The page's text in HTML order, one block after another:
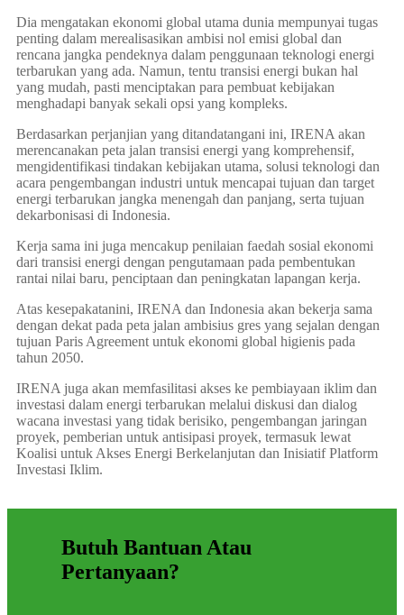
Dia mengatakan ekonomi global utama dunia mempunyai tugas
penting dalam merealisasikan ambisi nol emisi global dan
rencana jangka pendeknya dalam penggunaan teknologi energi
terbarukan yang ada. Namun, tentu transisi energi bukan hal
yang mudah, pasti menciptakan para pembuat kebijakan
menghadapi banyak sekali opsi yang kompleks.
Berdasarkan perjanjian yang ditandatangani ini, IRENA akan
merencanakan peta jalan transisi energi yang komprehensif,
mengidentifikasi tindakan kebijakan utama, solusi teknologi dan
acara pengembangan industri untuk mencapai tujuan dan target
energi terbarukan jangka menengah dan panjang, serta tujuan
dekarbonisasi di Indonesia.
Kerja sama ini juga mencakup penilaian faedah sosial ekonomi
dari transisi energi dengan pengutamaan pada pembentukan
rantai nilai baru, penciptaan dan peningkatan lapangan kerja.
Atas kesepakatanini, IRENA dan Indonesia akan bekerja sama
dengan dekat pada peta jalan ambisius gres yang sejalan dengan
tujuan Paris Agreement untuk ekonomi global higienis pada
tahun 2050.
IRENA juga akan memfasilitasi akses ke pembiayaan iklim dan
investasi dalam energi terbarukan melalui diskusi dan dialog
wacana investasi yang tidak berisiko, pengembangan jaringan
proyek, pemberian untuk antisipasi proyek, termasuk lewat
Koalisi untuk Akses Energi Berkelanjutan dan Inisiatif Platform
Investasi Iklim.
Butuh Bantuan Atau
Pertanyaan?